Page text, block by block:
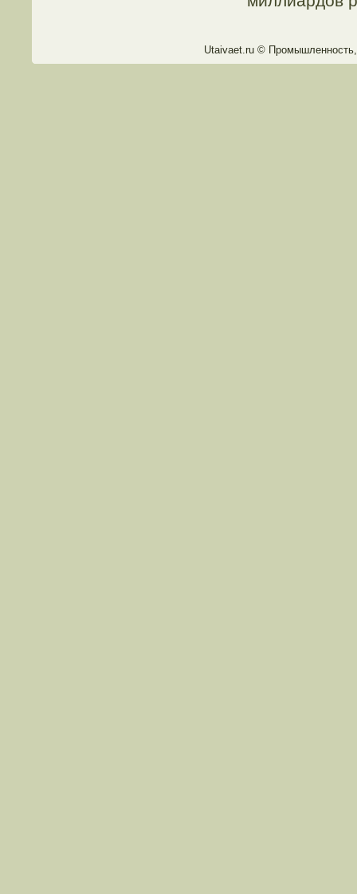
Utaivaet.ru ©